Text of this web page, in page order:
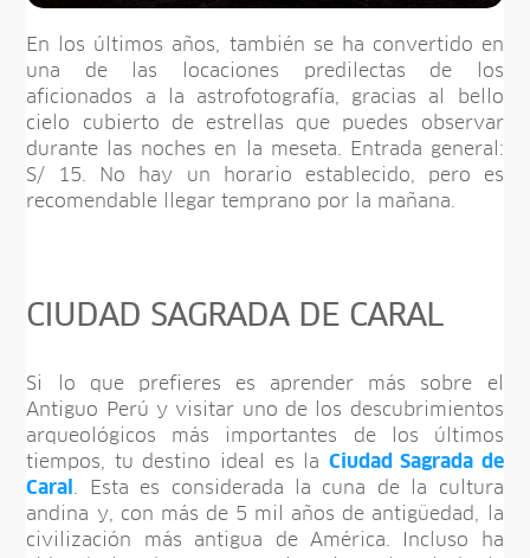
En los últimos años, también se ha convertido en
una de las locaciones predilectas de los
aficionados a la astrofotografía, gracias al bello
cielo cubierto de estrellas que puedes observar
durante las noches en la meseta. Entrada general:
S/ 15. No hay un horario establecido, pero es
recomendable llegar temprano por la mañana.
CIUDAD SAGRADA DE CARAL
Si lo que prefieres es aprender más sobre el
Antiguo Perú y visitar uno de los descubrimientos
arqueológicos más importantes de los últimos
tiempos, tu destino ideal es la Ciudad Sagrada de
Caral
. Esta es considerada la cuna de la cultura
andina y, con más de 5 mil años de antigüedad, la
civilización más antigua de América. Incluso ha